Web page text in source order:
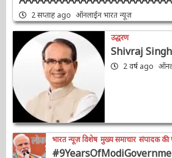
2 सप्ताह ago ऑनलाईन भारत न्यूज़
उद्धरण
Shivraj
2 वर्ष ago
भारत न्यूज़ विशेष मुख्य समाचार संपादक की